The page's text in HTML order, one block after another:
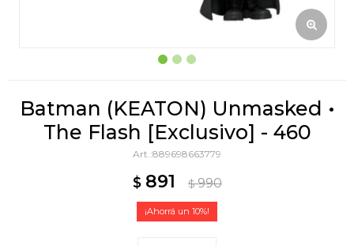
Batman (KEATON) Unmasked •
The Flash [Exclusivo] - 460
889698663779
$ 891 $ 990
10